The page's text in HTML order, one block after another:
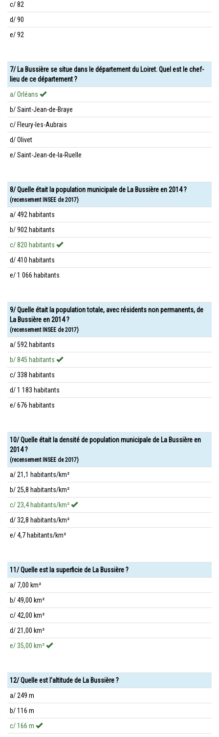
c/ 82
d/ 90
e/ 92
7/ La Bussière se situe dans le département du Loiret. Quel est le chef-
lieu de ce département ?
a/ Orléans
b/ Saint-Jean-de-Braye
c/ Fleury-les-Aubrais
d/ Olivet
e/ Saint-Jean-de-la-Ruelle
8/ Quelle était la population municipale de La Bussière en 2014 ?
(recensement INSEE de 2017)
a/ 492 habitants
b/ 902 habitants
c/ 820 habitants
d/ 410 habitants
e/ 1 066 habitants
9/ Quelle était la population totale, avec résidents non permanents, de
La Bussière en 2014 ?
(recensement INSEE de 2017)
a/ 592 habitants
b/ 845 habitants
c/ 338 habitants
d/ 1 183 habitants
e/ 676 habitants
10/ Quelle était la densité de population municipale de La Bussière en
2014 ?
(recensement INSEE de 2017)
a/ 21,1 habitants/km²
b/ 25,8 habitants/km²
c/ 23,4 habitants/km²
d/ 32,8 habitants/km²
e/ 4,7 habitants/km²
11/ Quelle est la superficie de La Bussière ?
a/ 7,00 km²
b/ 49,00 km²
c/ 42,00 km²
d/ 21,00 km²
e/ 35,00 km²
12/ Quelle est l'altitude de La Bussière ?
a/ 249 m
b/ 116 m
c/ 166 m